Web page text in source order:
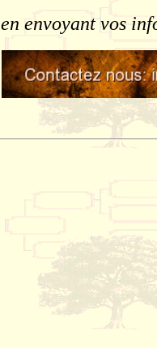
en envoyant vos